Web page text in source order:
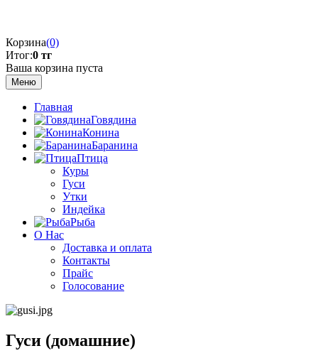
Корзина(0)
Итог:0 тг
Ваша корзина пуста
Меню
Главная
Говядина
Конина
Баранина
Птица
Куры
Гуси
Утки
Индейка
Рыба
О Нас
Доставка и оплата
Контакты
Прайс
Голосование
Гуси (домашние)